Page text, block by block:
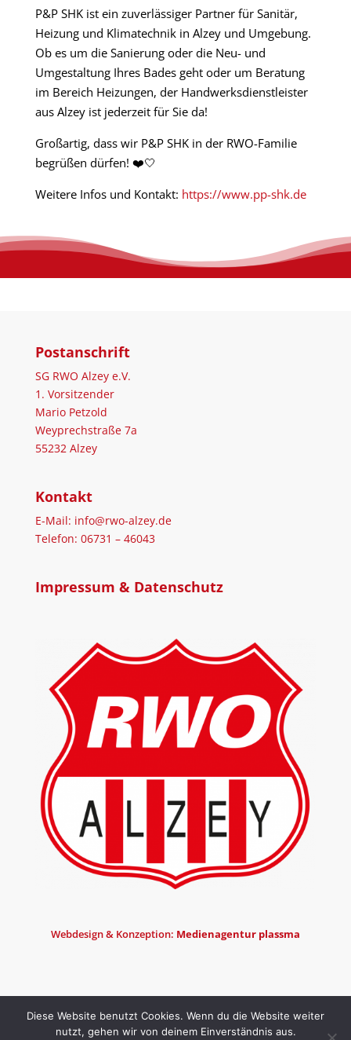
P&P SHK ist ein zuverlässiger Partner für Sanitär,
Heizung und Klimatechnik in Alzey und Umgebung.
Ob es um die Sanierung oder die Neu- und
Umgestaltung Ihres Bades geht oder um Beratung
im Bereich Heizungen, der Handwerksdienstleister
aus Alzey ist jederzeit für Sie da!
Großartig, dass wir P&P SHK in der RWO-Familie
begrüßen dürfen! ❤️🤍
Weitere Infos und Kontakt: https://www.pp-shk.de
Postanschrift
SG RWO Alzey e.V.
1. Vorsitzender
Mario Petzold
Weyprechstraße 7a
55232 Alzey
Kontakt
E-Mail: info@rwo-alzey.de
Telefon: 06731 – 46043
Impressum & Datenschutz
Webdesign & Konzeption: Medienagentur plassma
Diese Website benutzt Cookies. Wenn du die Website weiter
nutzt, gehen wir von deinem Einverständnis aus.